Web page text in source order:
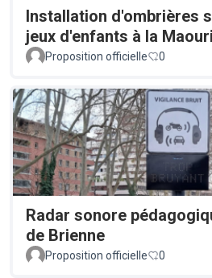
Installation d'ombrières
jeux d'enfants à la
Proposition officielle 0
Radar sonore
de Brienne
Proposition officielle 0